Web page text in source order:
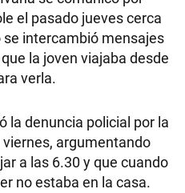
el pasado jueves cerca
intercambió mensajes
la joven viajaba desde
verla.
la denuncia policial por la
argumentando
a las 6.30 y que cuando
no estaba en la casa.